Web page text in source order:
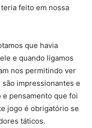
feito em nossa
que havia
e quando ligamos
nos permitindo ver
impressionantes e
e pensamento que foi
jogo é obrigatório se
táticos.